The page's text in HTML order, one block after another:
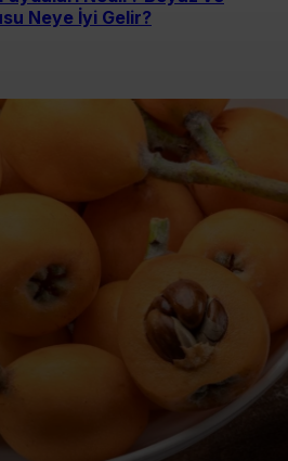
Neye İyi Gelir?